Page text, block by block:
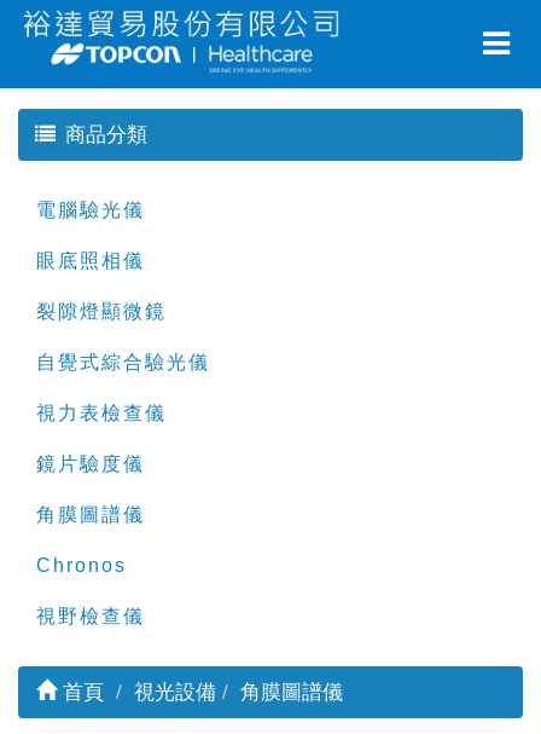
商品分類
電腦驗光儀
眼底照相儀
裂隙燈顯微鏡
自覺式綜合驗光儀
視力表檢查儀
鏡片驗度儀
角膜圖譜儀
Chronos
視野檢查儀
首頁 視光設備 角膜圖譜儀